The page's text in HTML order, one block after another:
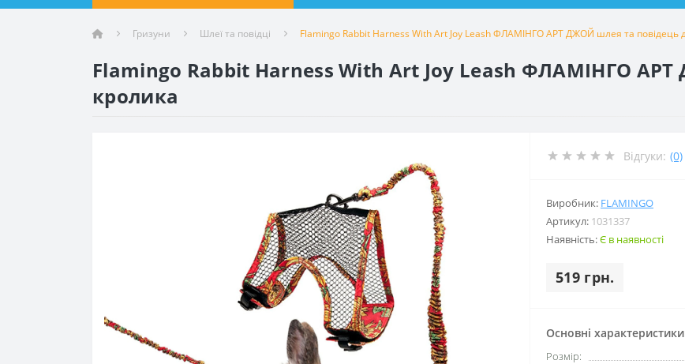
Гризуни Шлеї та повідці Flamingo Rabbit Harness With Art Joy Leash ФЛАМІНГО АРТ ДЖОЙ шлея та повідець
Flamingo Rabbit Harness With Art Joy Leash ФЛАМІНГО
кролика
Відгуки: (0)
Виробник: FLAMINGO
Артикул: 1031337
Наявність:Є в наявності
519 грн.
Основні характеристики
Розмір: